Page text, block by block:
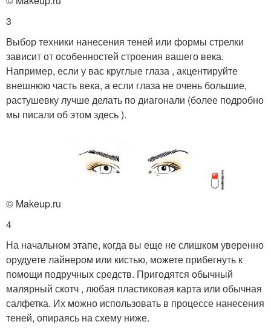
3
Выбор техники нанесения теней или формы стрелки
зависит от особенностей строения вашего века.
Например, если у вас круглые глаза , акцентируйте
внешнюю часть века, а если глаза не очень большие,
растушевку лучше делать по диагонали (более подробно
мы писали об этом здесь ).
© Makeup.ru
4
На начальном этапе, когда вы еще не слишком уверенно
орудуете лайнером или кистью, можете прибегнуть к
помощи подручных средств. Пригодятся обычный
малярный скотч , любая пластиковая карта или обычная
салфетка. Их можно использовать в процессе нанесения
теней, опираясь на схему ниже.